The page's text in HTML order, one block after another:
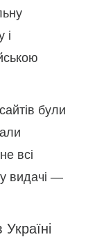
і
були
всі
видачі —